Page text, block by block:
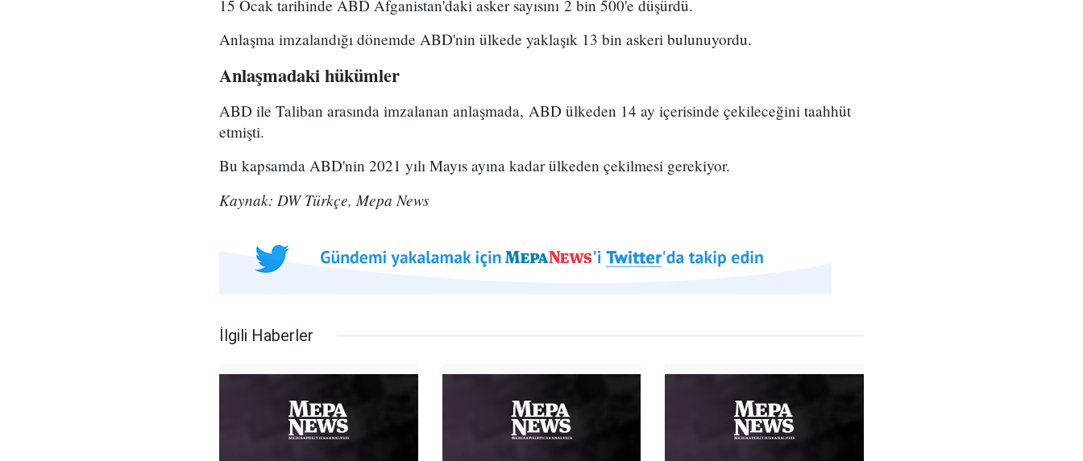
15 Ocak tarihinde ABD Afganistan'daki asker sayısını 2 bin 500'e düşürdü.
Anlaşma imzalandığı dönemde ABD'nin ülkede yaklaşık 13 bin askeri bulunuyordu.
Anlaşmadaki hükümler
ABD ile Taliban arasında imzalanan anlaşmada, ABD ülkeden 14 ay içerisinde çekileceğini taahhüt
etmişti.
Bu kapsamda ABD'nin 2021 yılı Mayıs ayına kadar ülkeden çekilmesi gerekiyor.
Kaynak: DW Türkçe, Mepa News
İlgili Haberler